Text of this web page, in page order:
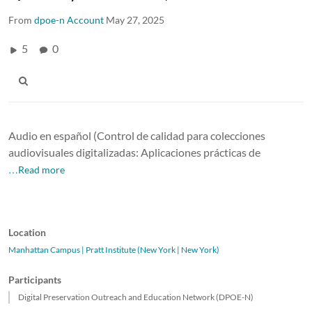
From dpoe-n Account May 27, 2025
5 0
Audio en español (Control de calidad para colecciones
audiovisuales digitalizadas: Aplicaciones prácticas de
…Read more
Location
Manhattan Campus | Pratt Institute (New York | New York)
Participants
Digital Preservation Outreach and Education Network (DPOE-N)